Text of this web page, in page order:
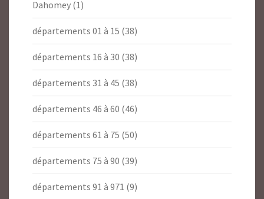
Dahomey (1)
départements 01 à 15 (38)
départements 16 à 30 (38)
départements 31 à 45 (38)
départements 46 à 60 (46)
départements 61 à 75 (50)
départements 75 à 90 (39)
départements 91 à 971 (9)